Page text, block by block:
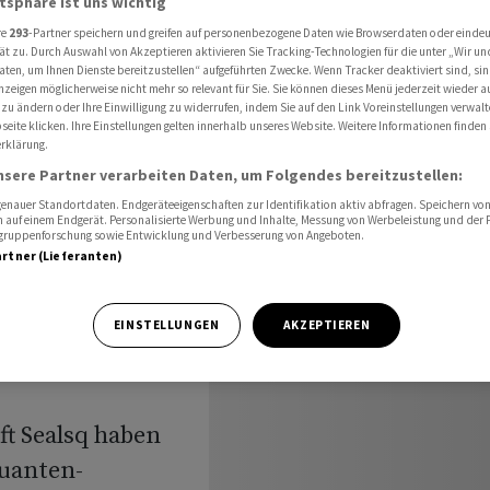
und warnt vor Q-Day
vor Q-
Sealsq haben
293-Partner speichern und greifen auf personenbezogene Daten wie Browserdaten oder
zu. Durch Auswahl von Akzeptieren aktivieren Sie Tracking-Technologien für die unter „Wir
um Ihnen Dienste bereitzustellen“ aufgeführten Zwecke. Wenn Tracker deaktiviert sind,
möglicherweise nicht mehr so relevant für Sie. Sie können dieses Menü jederzeit wieder
ändern oder Ihre Einwilligung zu widerrufen, indem Sie auf den Link Voreinstellungen
klicken. Ihre Einstellungen gelten innerhalb unseres Website. Weitere Informationen finden
Partner verarbeiten Daten, um Folgendes bereitzustellen:
Standortdaten. Endgeräteeigenschaften zur Identifikation aktiv abfragen. Speichern
einem Endgerät. Personalisierte Werbung und Inhalte, Messung von Werbeleistung und der
sowie Entwicklung und Verbesserung von Angeboten.
(Lieferanten)
EINSTELLUNGEN AKZEPTIEREN